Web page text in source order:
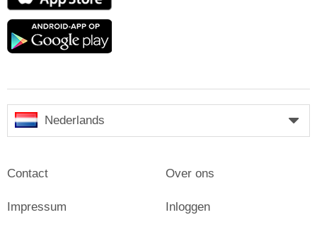
Google
Nederlands
Contact
Impressum
Over ons
Inloggen